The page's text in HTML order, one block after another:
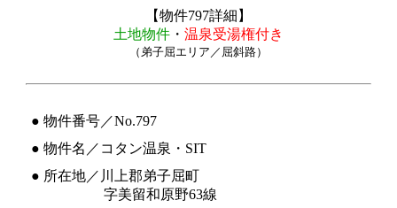
【物件797詳細】
土地物件 ・ 温泉受湯権付き
（弟子屈エリア／屈斜路）
● 物件番号／No.797
● 物件名／コタン温泉・SIT
● 所在地／川上郡弟子屈町
字美留和原野63線